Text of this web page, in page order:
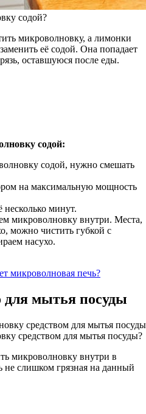
содой?
микроволновку, а лимонки
её содой. Она попадает
оставшуюся после еды.
содой:
содой, нужно смешать
на максимальную мощность
несколько минут.
микроволновку внутри. Места,
можно чистить губкой с
насухо.
микроволновая печь?
для мытья посуды
средством для мытья посуды?
микроволновку внутри в
не слишком грязная на данный